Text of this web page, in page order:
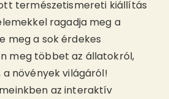
természetismereti kiállítás
ragadja meg a
meg a sok érdekes
meg többet az állatokról,
növények világáról!
az interaktív